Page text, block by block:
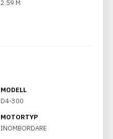
2.59 M
MODELL
D4-300
MOTORTYP
INOMBORDARE